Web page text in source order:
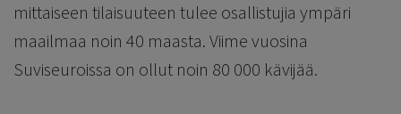
mittaiseen tilaisuuteen tulee osallistujia ympäri
maailmaa noin 40 maasta. Viime vuosina
Suviseuroissa on ollut noin 80 000 kävijää.